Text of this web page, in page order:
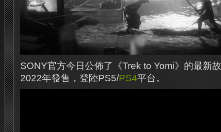
SONY官方今日公佈了《Trek to Yomi》的最新
2022年發售，登陸PS5/PS4平台。